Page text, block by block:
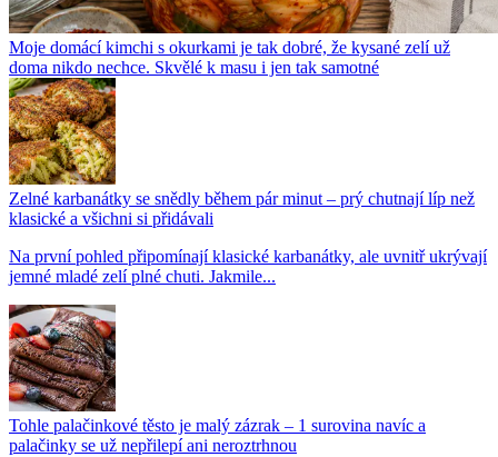
Moje domácí kimchi s okurkami je tak dobré, že kysané zelí už
doma nikdo nechce. Skvělé k masu i jen tak samotné
Zelné karbanátky se snědly během pár minut – prý chutnají líp než
klasické a všichni si přidávali
Na první pohled připomínají klasické karbanátky, ale uvnitř ukrývají
jemné mladé zelí plné chuti. Jakmile...
Tohle palačinkové těsto je malý zázrak – 1 surovina navíc a
palačinky se už nepřilepí ani neroztrhnou